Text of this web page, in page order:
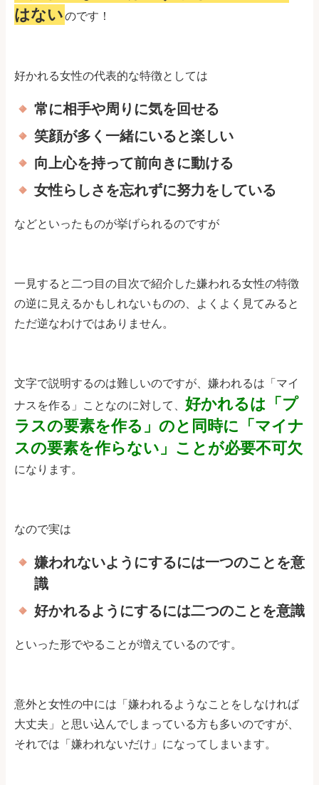
はないのです！
好かれる女性の代表的な特徴としては
常に相手や周りに気を回せる
笑顔が多く一緒にいると楽しい
向上心を持って前向きに動ける
女性らしさを忘れずに努力をしている
などといったものが挙げられるのですが
一見すると二つ目の目次で紹介した嫌われる女性の特徴
の逆に見えるかもしれないものの、よくよく見てみると
ただ逆なわけではありません。
文字で説明するのは難しいのですが、嫌われるは「マイ
ナスを作る」ことなのに対して、 好かれるは「プ
ラスの要素を作る」のと同時に「マイナ
スの要素を作らない」ことが必要不可欠
になります。
なので実は
嫌われないようにするには一つのことを意
識
好かれるようにするには二つのことを意識
といった形でやることが増えているのです。
意外と女性の中には「嫌われるようなことをしなければ
大丈夫」と思い込んでしまっている方も多いのですが、
それでは「嫌われないだけ」になってしまいます。